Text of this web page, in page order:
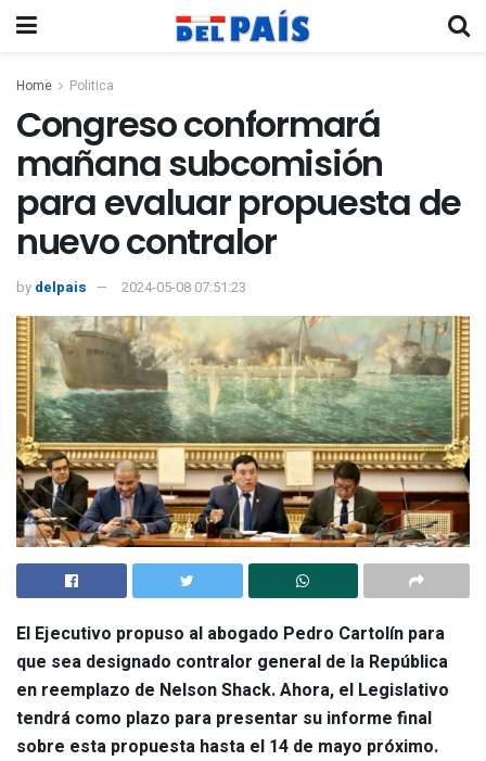
Home Politica
Congreso conformará
mañana subcomisión
para evaluar propuesta de
nuevo contralor
by delpais 2024-05-08 07:51:23
El Ejecutivo propuso al abogado Pedro Cartolín para
que sea designado contralor general de la República
en reemplazo de Nelson Shack. Ahora, el Legislativo
tendrá como plazo para presentar su informe final
sobre esta propuesta hasta el 14 de mayo próximo.